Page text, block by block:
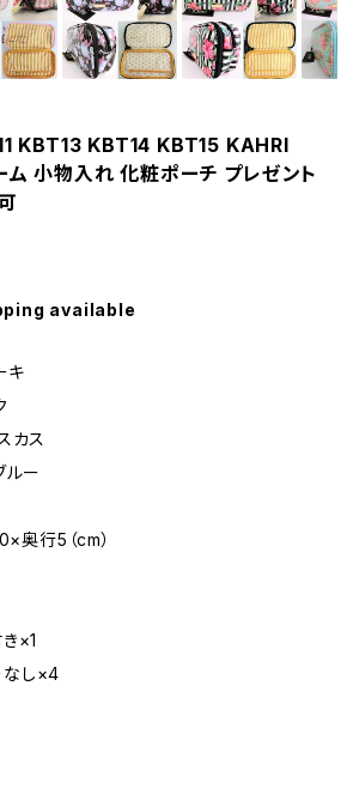
KBT13 KBT14 KBT15 KAHRI
ム 小物入れ 化粧ポーチ プレゼント
available
キ
ス
ー
奥行5（cm）
×1
×4